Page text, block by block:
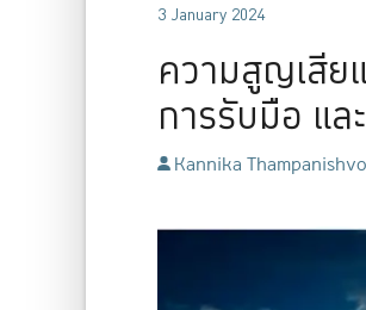
3 January 2024
ความสูญเสีย
การรับมือ แล
Kannika